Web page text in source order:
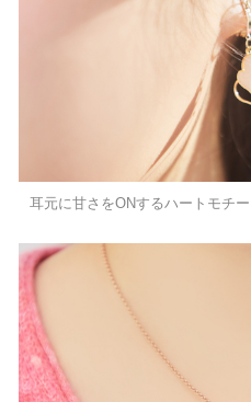
耳元に甘さをONするハートモチ